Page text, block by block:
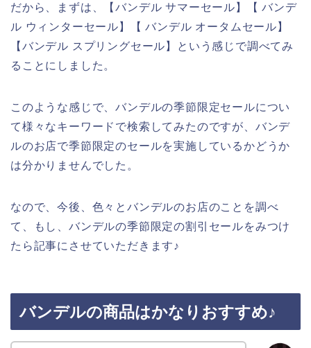
だから、まずは、【バンデル サマーセール】【 バンデ
ル ウィンターセール】【 バンデル オータムセール】
【バンデル スプリングセール】という感じで調べてみ
ることにしました。
このような感じで、バンデルの季節限定セールについ
て様々なキーワードで検索してみたのですが、バンデ
ルのお店で季節限定のセールを実施しているかどうか
は分かりませんでした。
なので、今後、色々とバンデルのお店のことを調べ
て、もし、バンデルの季節限定の割引セールをみつけ
たら記事にさせていただきます♪
バンデルの商品はかなりおすすめ♪